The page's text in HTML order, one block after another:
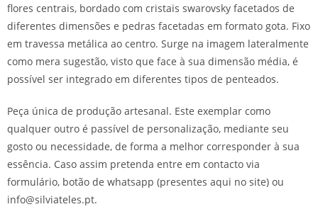
flores centrais, bordado com cristais swarovsky facetados de
diferentes dimensões e pedras facetadas em formato gota. Fixo
em travessa metálica ao centro. Surge na imagem lateralmente
como mera sugestão, visto que face à sua dimensão média, é
possível ser integrado em diferentes tipos de penteados.
Peça única de produção artesanal. Este exemplar como
qualquer outro é passível de personalização, mediante seu
gosto ou necessidade, de forma a melhor corresponder à sua
essência. Caso assim pretenda entre em contacto via
formulário, botão de whatsapp (presentes aqui no site) ou
info@silviateles.pt.